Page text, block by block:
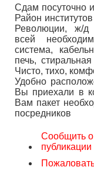
Сдам посуточно
Район
Революции, ж/д
всей
система,
печь,
Чисто, тихо,
Удобно
Вы приехали в
Вам пакет
посредников
Сообщить
публикации